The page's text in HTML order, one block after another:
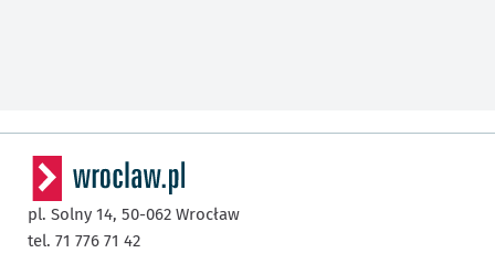
pl. Solny 14, 50-062 Wrocław
tel. 71 776 71 42